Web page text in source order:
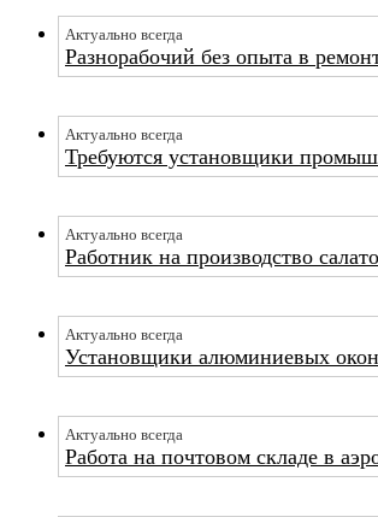
Актуально всегда
Разнорабочий без опыта в
Актуально всегда
Требуются установщики
Актуально всегда
Работник на производство
Актуально всегда
Установщики алюминиевых окон
Актуально всегда
Работа на почтовом складе в